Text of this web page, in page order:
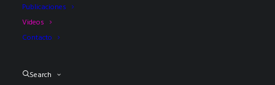
Publicaciones
Videos
Contacto
Search
Concierto Sinfónico 17 de la OCNE
MANCHADO: